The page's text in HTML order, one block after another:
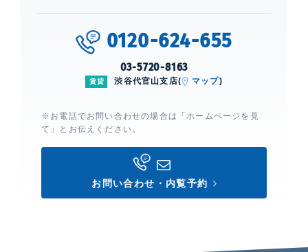
0120-624-655
03-5720-8163
賃貸 渋谷代官山支店( マップ)
※お電話でお問い合わせの場合は「ホームページを見
て」とお伝えください。
お問い合わせ・内覧予約